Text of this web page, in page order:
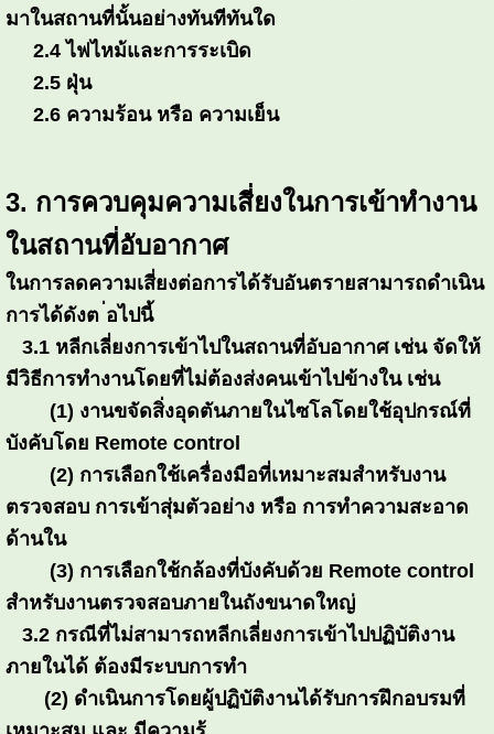
มาในสถานที่นั้นอย่างทันทีทันใด
2.4 ไฟไหม้และการระเบิด
2.5 ฝุ่น
2.6 ความร้อน หรือ ความเย็น
3. การควบคุมความเสี่ยงในการเข้าทำงาน
ในสถานที่อับอากาศ
ในการลดความเสี่ยงต่อการได้รับอันตรายสามารถดำเนิน
การได้ดังต ่อไปนี้
3.1 หลีกเลี่ยงการเข้าไปในสถานที่อับอากาศ เช่น จัดให้
มีวิธีการทำงานโดยที่ไม่ต้องส่งคนเข้าไปข้างใน เช่น
(1) งานขจัดสิ่งอุดตันภายในไซโลโดยใช้อุปกรณ์ที่
บังคับโดย Remote control
(2) การเลือกใช้เครื่องมือที่เหมาะสมสำหรับงาน
ตรวจสอบ การเข้าสุ่มตัวอย่าง หรือ การทำความสะอาด
ด้านใน
(3) การเลือกใช้กล้องที่บังคับด้วย Remote control
สำหรับงานตรวจสอบภายในถังขนาดใหญ่
3.2 กรณีที่ไม่สามารถหลีกเลี่ยงการเข้าไปปฏิบัติงาน
ภายในได้ ต้องมีระบบการทำ
(2) ดำเนินการโดยผู้ปฏิบัติงานได้รับการฝึกอบรมที่